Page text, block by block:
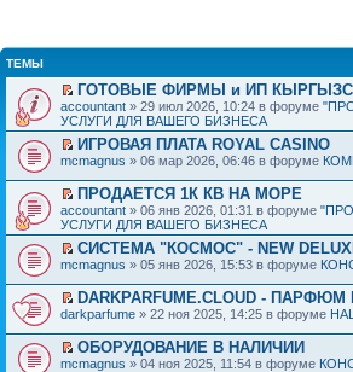
ТЕМЫ
ГОТОВЫЕ ФИРМЫ и ИП
accountant » 29 июл 2026, 10:24 в форуме
УСЛУГИ ДЛЯ ВАШЕГО БИЗНЕСА
ИГРОВАЯ ПЛАТА ROYAL CASINO
mcmagnus » 06 мар 2026, 06:46 в форуме
ПРОДАЕТСЯ 1К КВ НА МОРЕ
accountant » 06 янв 2026, 01:31 в форуме
УСЛУГИ ДЛЯ ВАШЕГО БИЗНЕСА
СИСТЕМА "КОСМОС" - NEW
mcmagnus » 05 янв 2026, 15:53 в форуме
DARKPARFUME.CLOUD -
darkparfume » 22 ноя 2025, 14:25 в форуме
ОБОРУДОВАНИЕ В НАЛИЧИИ
mcmagnus » 04 ноя 2025, 11:54 в форуме